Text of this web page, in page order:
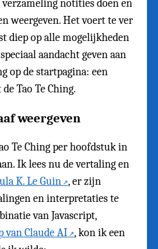
notities doen en
weergeven. Het voert te ver
diep op alle mogelijkheden
aandacht geven aan
op de startpagina: een
Tao Te Ching.
weergeven
Te Ching per hoofdstuk in
Ik lees nu de vertaling en
K. Le Guin , er zijn
en interpretaties te
van Javascript,
van Claude AI , kon ik een